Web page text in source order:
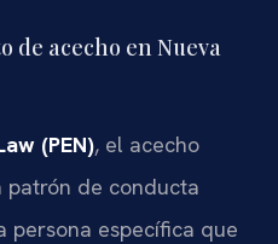
de acecho en Nueva
(PEN), el acecho
de conducta
persona específica que